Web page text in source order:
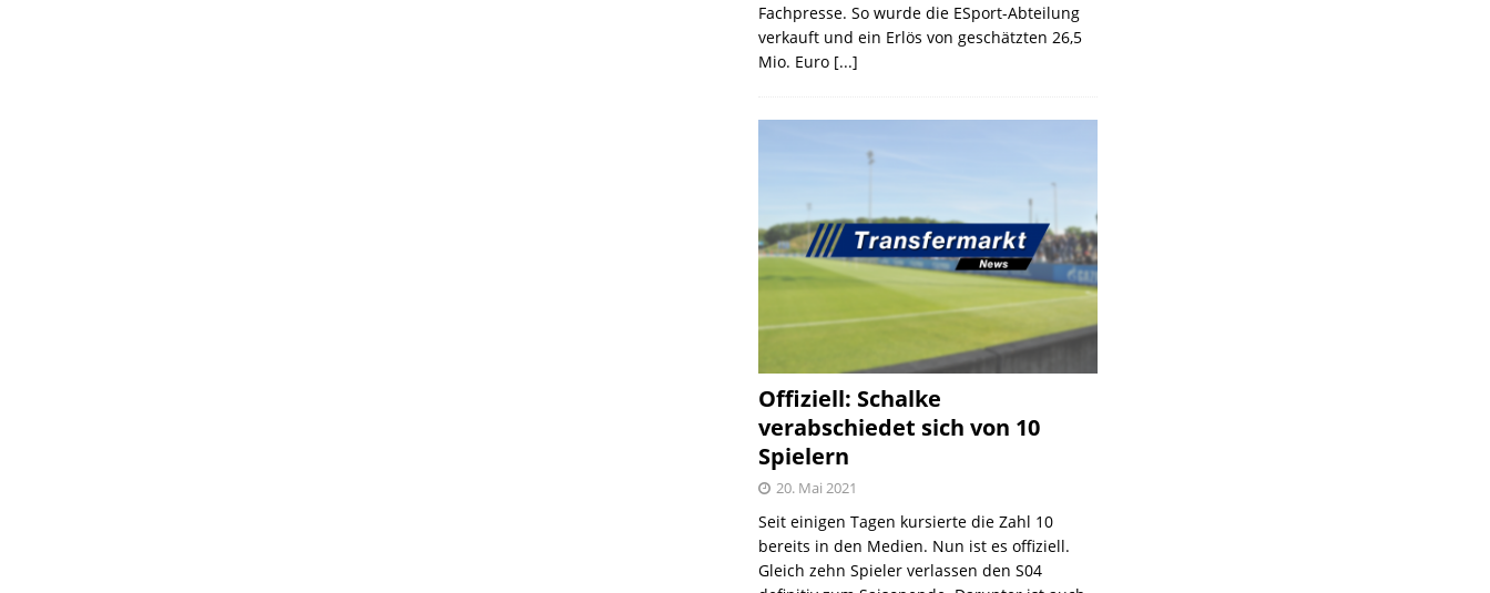
Fachpresse. So wurde die ESport-Abteilung
verkauft und ein Erlös von geschätzten 26,5
Mio. Euro [...]
Offiziell: Schalke
verabschiedet sich von 10
Spielern
20. Mai 2021
Seit einigen Tagen kursierte die Zahl 10
bereits in den Medien. Nun ist es offiziell.
Gleich zehn Spieler verlassen den S04